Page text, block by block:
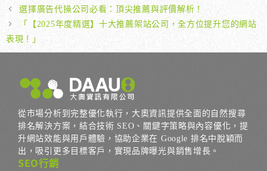
籤
選擇廣告代操公司必看：頂尖推薦與評價解析！
「【2025年度精選】十大推薦架站公司，全方位提升您的網站
表現！」
從市場分析到完整優化執行，大奧資訊提供全面的自然搜尋
排名解決方案，結合技術 SEO、關鍵字策略與內容優化，提
升網站效能與用戶體驗，協助企業在 Google 排名中脫穎而
出，吸引更多目標客戶，實現品牌曝光與銷售增長。
SEO行銷